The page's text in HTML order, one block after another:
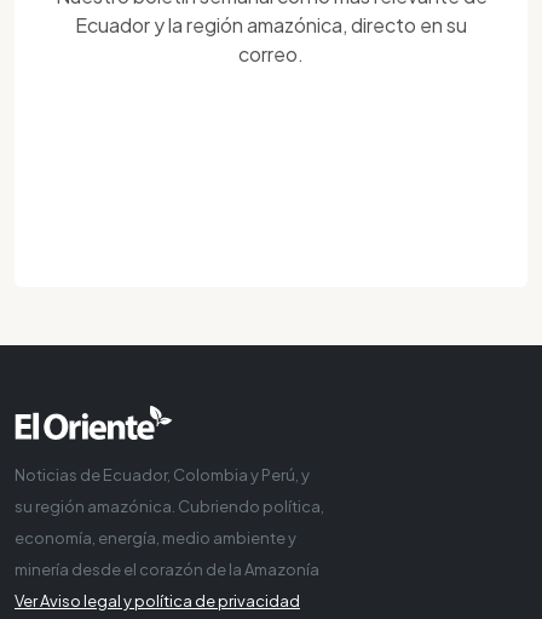
Ecuador y la región amazónica, directo en su
correo.
Noticias de Ecuador, Colombia y Perú, y
su región amazónica. Cubriendo política,
economía, energía, medio ambiente y
minería desde el corazón de la Amazonía
Ver Aviso legal y política de privacidad